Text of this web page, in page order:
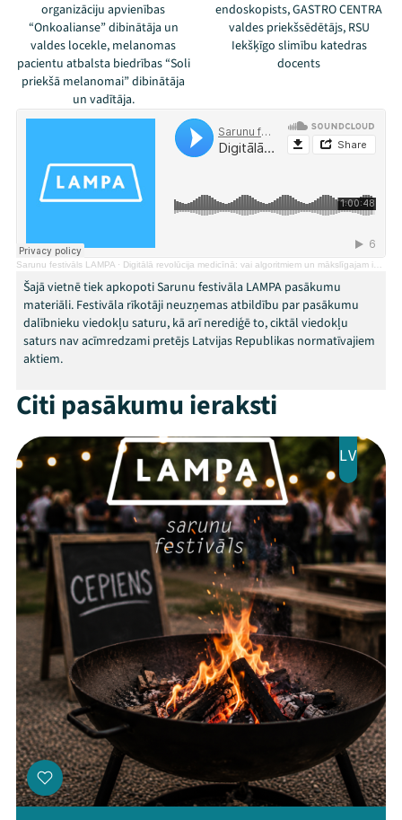
Festivāls
Programma
Arhīvs
Viņi bija LAMPĀ 2026
Jaunumi
Ziedo
Veikals
Kontakti
ThreadsFacebookYoutube
X Instagram
Flick TikTok
organizāciju apvienības
“Onkoalianse” dibinātāja un
valdes locekle, melanomas
pacientu atbalsta biedrības “Soli
priekšā melanomai” dibinātāja
un vadītāja.
endoskopists, GASTRO CENTRA
valdes priekšsēdētājs, RSU
Iekšķīgo slimību katedras
docents
Sarunu festivāls LAMPA · Digitālā revolūcija medicīnā: vai algoritmiem un mākslīgajam intelektam var uzticēt mūsu veselību?
Šajā vietnē tiek apkopoti Sarunu festivāla LAMPA pasākumu
materiāli. Festivāla rīkotāji neuzņemas atbildību par pasākumu
dalībnieku viedokļu saturu, kā arī nerediģē to, ciktāl viedokļu
saturs nav acīmredzami pretējs Latvijas Republikas normatīvajiem
aktiem.
Citi pasākumu ieraksti
LV